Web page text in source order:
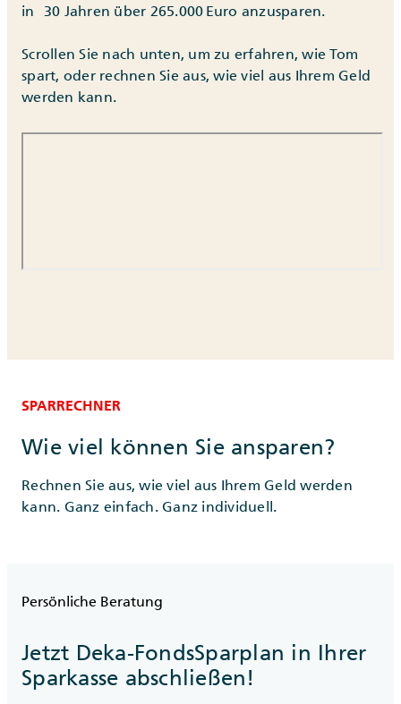
in 30 Jahren über 265.000 Euro anzusparen.
Scrollen Sie nach unten, um zu erfahren, wie Tom
spart, oder rechnen Sie aus, wie viel aus Ihrem Geld
werden kann.
SPARRECHNER
Wie viel können Sie ansparen?
Rechnen Sie aus, wie viel aus Ihrem Geld werden
kann. Ganz einfach. Ganz individuell.
Persönliche Beratung
Jetzt Deka-FondsSparplan in Ihrer
Sparkasse abschließen!